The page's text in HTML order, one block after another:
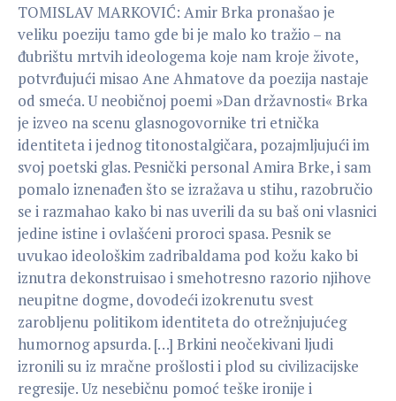
TOMISLAV MARKOVIĆ: Amir Brka pronašao je
veliku poeziju tamo gde bi je malo ko tražio – na
đubrištu mrtvih ideologema koje nam kroje živote,
potvrđujući misao Ane Ahmatove da poezija nastaje
od smeća. U neobičnoj poemi »Dan državnosti« Brka
je izveo na scenu glasnogovornike tri etnička
identiteta i jednog titonostalgičara, pozajmljujući im
svoj poetski glas. Pesnički personal Amira Brke, i sam
pomalo iznenađen što se izražava u stihu, razobručio
se i razmahao kako bi nas uverili da su baš oni vlasnici
jedine istine i ovlašćeni proroci spasa. Pesnik se
uvukao ideološkim zadribaldama pod kožu kako bi
iznutra dekonstruisao i smehotresno razorio njihove
neupitne dogme, dovodeći izokrenutu svest
zarobljenu politikom identiteta do otrežnjujućeg
humornog apsurda. […] Brkini neočekivani ljudi
izronili su iz mračne prošlosti i plod su civilizacijske
regresije. Uz nesebičnu pomoć teške ironije i